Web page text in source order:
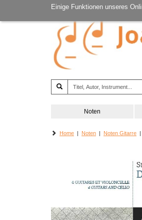
Einige Funktionen unseres
Noten
Home | Noten | Noten Gitarre |